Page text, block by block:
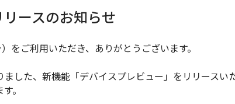
ースのお知らせ
をご利用いただき、ありがとうございます。
した、新機能「デバイスプレビュー」をリリースい
。